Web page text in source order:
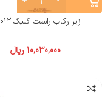
زیر رکاب راست کلیک|cl-012
10,030,000ریال